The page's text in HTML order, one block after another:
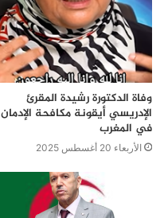
وفاة الدكتورة رشيدة المقرئ
الإدريسي أيقونة مكافحة الإدمان
في المغرب
الأربعاء 20 أغسطس 2025